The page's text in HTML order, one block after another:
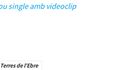
single amb videoclip
Terres de l'Ebre